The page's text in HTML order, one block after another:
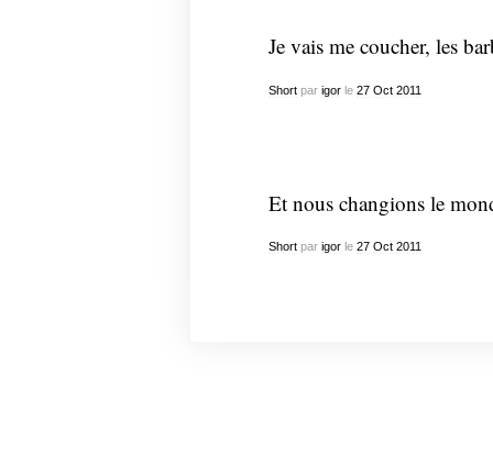
Je vais me coucher, les
Shortpar igorle 27 Oct 2011
Et nous changions le
Shortpar igorle 27 Oct 2011